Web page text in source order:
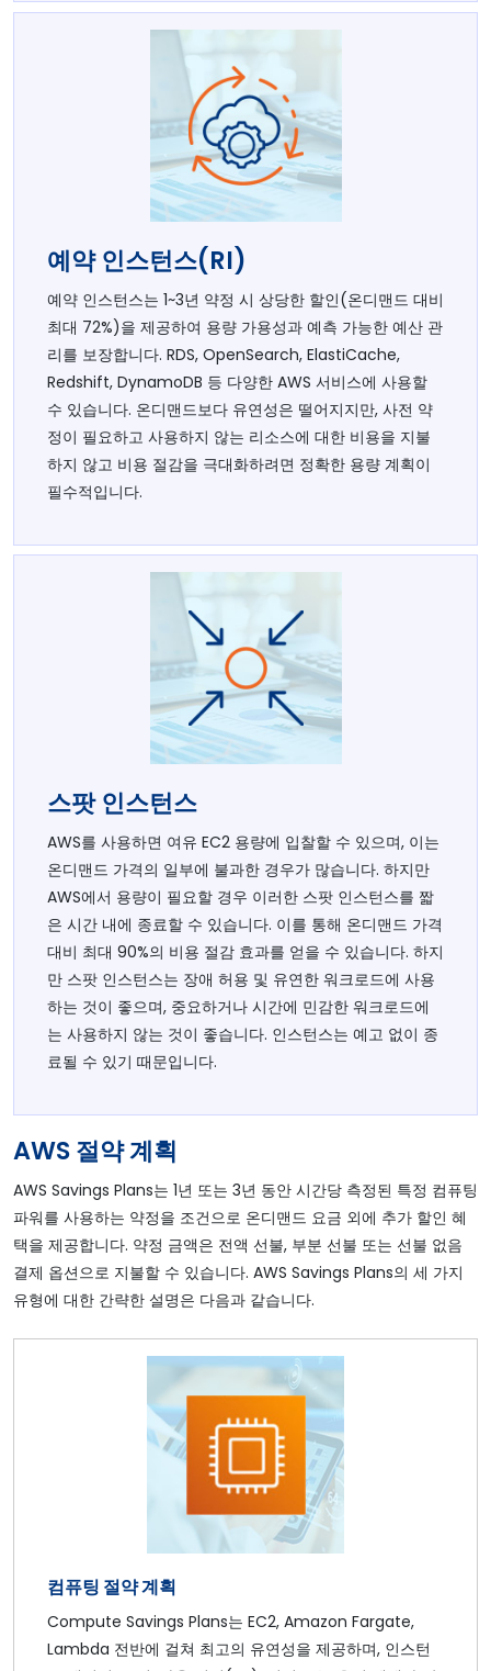
예약 인스턴스(RI)
예약 인스턴스는 1~3년 약정 시 상당한 할인(온디맨드 대비
최대 72%)을 제공하여 용량 가용성과 예측 가능한 예산 관
리를 보장합니다. RDS, OpenSearch, ElastiCache,
Redshift, DynamoDB 등 다양한 AWS 서비스에 사용할
수 있습니다. 온디맨드보다 유연성은 떨어지지만, 사전 약
정이 필요하고 사용하지 않는 리소스에 대한 비용을 지불
하지 않고 비용 절감을 극대화하려면 정확한 용량 계획이
필수적입니다.
스팟 인스턴스
AWS를 사용하면 여유 EC2 용량에 입찰할 수 있으며, 이는
온디맨드 가격의 일부에 불과한 경우가 많습니다. 하지만
AWS에서 용량이 필요할 경우 이러한 스팟 인스턴스를 짧
은 시간 내에 종료할 수 있습니다. 이를 통해 온디맨드 가격
대비 최대 90%의 비용 절감 효과를 얻을 수 있습니다. 하지
만 스팟 인스턴스는 장애 허용 및 유연한 워크로드에 사용
하는 것이 좋으며, 중요하거나 시간에 민감한 워크로드에
는 사용하지 않는 것이 좋습니다. 인스턴스는 예고 없이 종
료될 수 있기 때문입니다.
AWS 절약 계획
AWS Savings Plans는 1년 또는 3년 동안 시간당 측정된 특정 컴퓨팅
파워를 사용하는 약정을 조건으로 온디맨드 요금 외에 추가 할인 혜
택을 제공합니다. 약정 금액은 전액 선불, 부분 선불 또는 선불 없음
결제 옵션으로 지불할 수 있습니다. AWS Savings Plans의 세 가지
유형에 대한 간략한 설명은 다음과 같습니다.
컴퓨팅 절약 계획
Compute Savings Plans는 EC2, Amazon Fargate,
Lambda 전반에 걸쳐 최고의 유연성을 제공하며, 인스턴